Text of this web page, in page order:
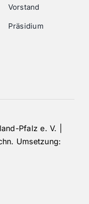
Vorstand
Präsidium
Pfalz e. V. |
Umsetzung: